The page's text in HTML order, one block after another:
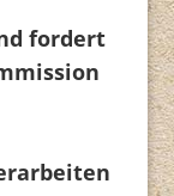
fordert